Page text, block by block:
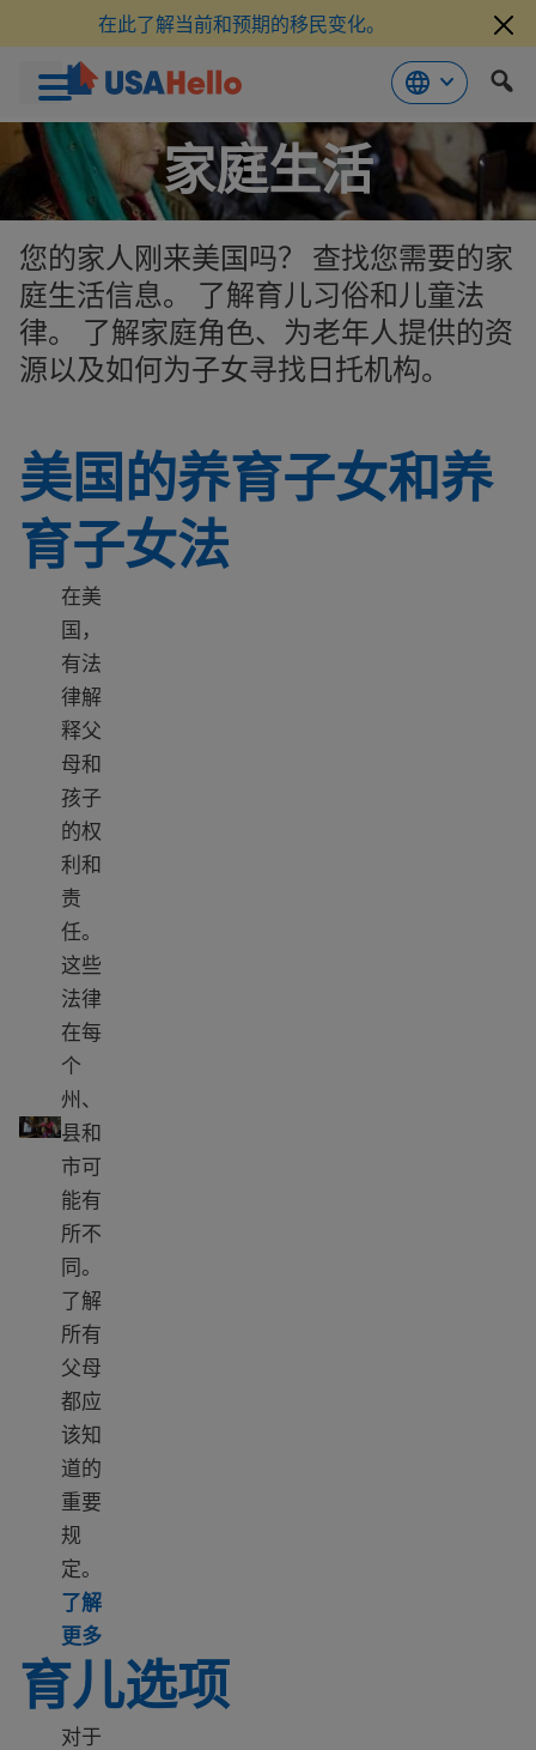
跳
内
在此了解当前和预期的移民变化。
家庭生活
您的家人刚来美国吗？ 查找您需要的家
庭生活信息。 了解育儿习俗和儿童法
律。 了解家庭角色、为老年人提供的资
源以及如何为子女寻找日托机构。
美国的养育子女和养
育子女法
美国的养育子女和养育子女法
在美
国，
有法
律解
释父
母和
孩子
的权
利和
责
任。
这些
法律
在每
个
州、
县和
市可
能有
所不
同。
了解
所有
父母
都应
该知
道的
重要
规
定。
了解
更多Learn more about Raising children and
育儿选项
对于